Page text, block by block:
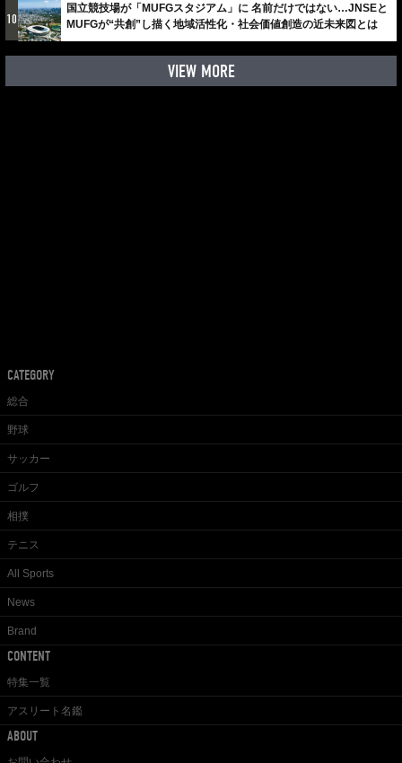
10
国立競技場が「MUFGスタジアム」に 名前だけではない…JNSEと
MUFGが“共創”し描く地域活性化・社会価値創造の近未来図とは
VIEW MORE
CATEGORY
総合
野球
サッカー
ゴルフ
相撲
テニス
All Sports
News
Brand
CONTENT
特集一覧
アスリート名鑑
ABOUT